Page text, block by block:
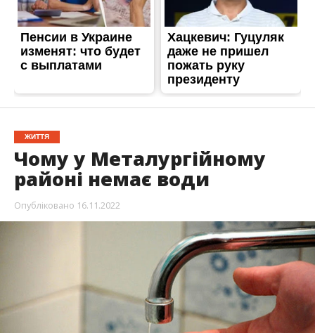
ЖИТТЯ
Чому у Металургійному
районі немає води
Опубліковано 16.11.2022